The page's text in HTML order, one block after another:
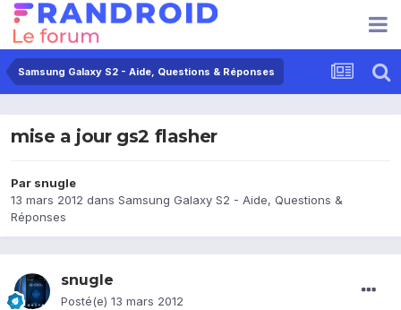
Samsung Galaxy S2 - Aide, Questions & Réponses
mise a jour gs2 flasher
Par snugle
13 mars 2012 dans Samsung Galaxy S2 - Aide, Questions &
Réponses
snugle
Posté(e) 13 mars 2012